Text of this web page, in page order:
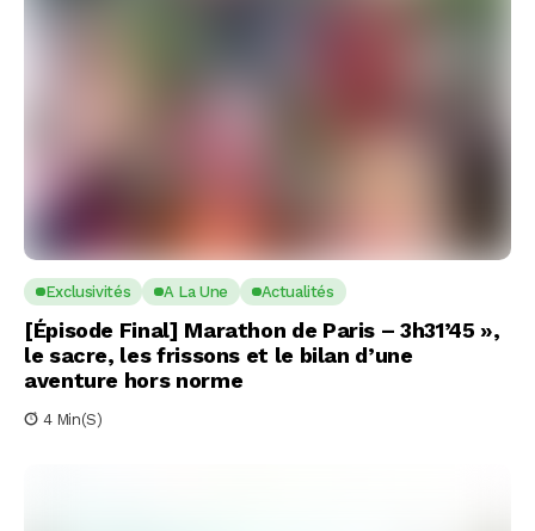
Exclusivités A La Une Actualités
[Épisode Final] Marathon de Paris – 3h31’45 »,
le sacre, les frissons et le bilan d’une
aventure hors norme
4 Min(s)